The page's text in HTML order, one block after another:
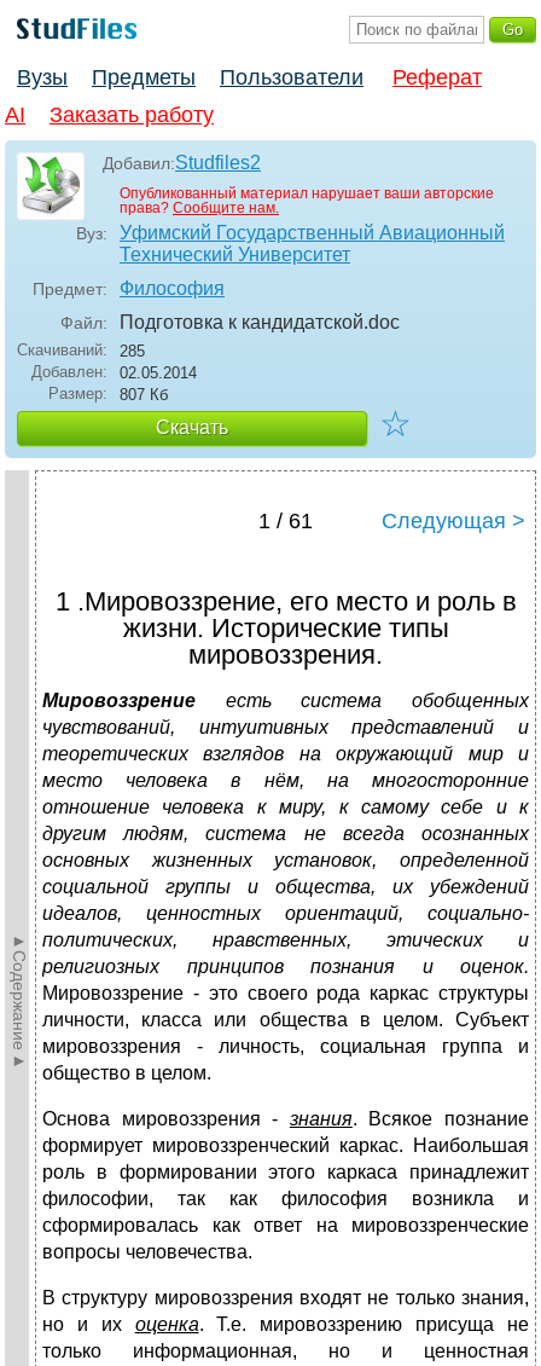
Вузы Предметы Пользователи
Реферат
AI
Заказать работу
Добавил:Studfiles2
Опубликованный материал нарушает ваши авторские
права? Сообщите нам.
Вуз:
Уфимский Государственный Авиационный
Технический Университет
Предмет: Философия
Файл: Подготовка к кандидатской.doc
Скачиваний:
285
Добавлен:
02.05.2014
Размер:
807 Кб
Скачать ☆
►Содержание►
1 / 61 Следующая >
1 .Мировоззрение, его место и роль в
жизни. Исторические типы
мировоззрения.
Мировоззрение
есть система обобщенных
чувствований, интуитивных представлений и
теоретических взглядов на окружающий мир и
место человека в нём, на многосторонние
отношение человека к миру, к самому себе и к
другим людям, система не всегда осознанных
основных жизненных установок, определенной
социальной группы и общества, их убеждений
идеалов, ценностных ориентаций, социально-
политических, нравственных, этических и
религиозных принципов познания и оценок.
Мировоззрение - это своего рода каркас структуры
личности, класса или общества в целом. Субъект
мировоззрения - личность, социальная группа и
общество в целом.
Основа мировоззрения - знания. Всякое познание
формирует мировоззренческий каркас. Наибольшая
роль в формировании этого каркаса принадлежит
философии, так как философия возникла и
сформировалась как ответ на мировоззренческие
вопросы человечества.
В структуру мировоззрения входят не только знания,
но и их оценка. Т.е. мировоззрению присуща не
только информационная, но и ценностная